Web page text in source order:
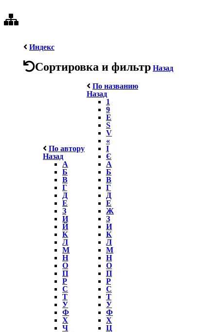
Индекс
Сортировка и фильтр Назад
По автору
Назад
А
Б
В
Г
Д
Е
З
И
Й
К
Л
М
Н
О
П
Р
С
Т
У
Ф
Х
Ч
По названию
Назад
1
9
E
S
V
«
І
Є
А
Б
В
Г
Д
Е
Ж
З
И
К
Л
М
Н
О
П
Р
С
Т
У
Ф
Х
Ц